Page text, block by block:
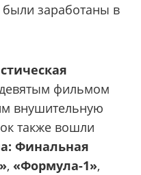
заработаны в
фильмом
внушительную
также вошли
Финальная
, «Формула-1»,